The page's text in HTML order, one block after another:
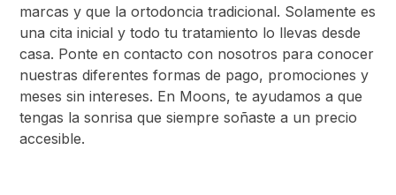
marcas y que la ortodoncia tradicional. Solamente es
una cita inicial y todo tu tratamiento lo llevas desde
casa. Ponte en contacto con nosotros para conocer
nuestras diferentes formas de pago, promociones y
meses sin intereses. En Moons, te ayudamos a que
tengas la sonrisa que siempre soñaste a un precio
accesible.